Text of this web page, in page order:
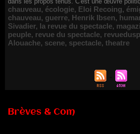
chauveau, écologie, Eloi Recoing,
chauveau, guerre, Henrik Ibsen,
Sivadier, la revue du spectacle,
peuple, revue du spectacle,
Alouache, scene, spectacle, theatre
Brèves & Com